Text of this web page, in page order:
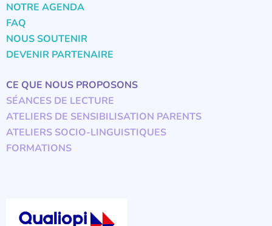
NOTRE AGENDA
FAQ
NOUS SOUTENIR
DEVENIR PARTENAIRE
CE QUE NOUS PROPOSONS
SÉANCES DE LECTURE
ATELIERS DE SENSIBILISATION PARENTS
ATELIERS SOCIO-LINGUISTIQUES
FORMATIONS